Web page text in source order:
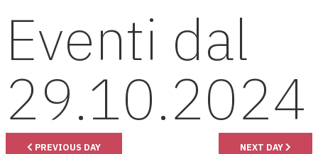
Eventi dal
29.10.2024
PREVIOUS DAY NEXT DAY